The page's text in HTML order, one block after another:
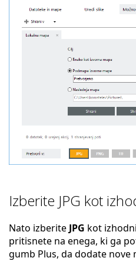
Izberite JPG kot
Nato izberite JPG kot
pritisnete na enega, ki ga
gumb Plus, da dodate nove